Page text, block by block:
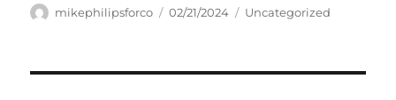
Author
mikephilipsforco
Posted
02/21/2024 Categories
Uncategorized